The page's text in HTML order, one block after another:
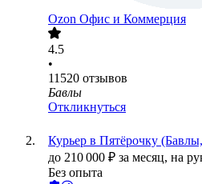
Ozon Офис и Коммерция
4.5
•
11520 отзывов
Бавлы
Откликнуться
Курьер в Пятёрочку
до 210 000 ₽ за месяц, на
Без опыта